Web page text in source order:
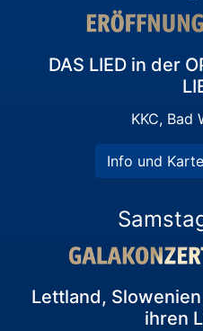
DAS LIED in der
KKC, Bad
Info und
Lettland,
ihren